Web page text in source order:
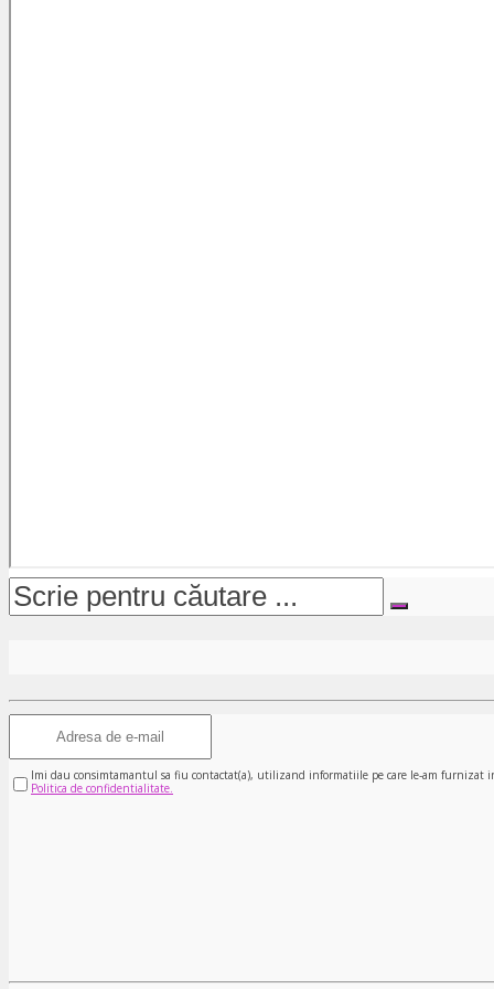
Imi dau consimtamantul sa fiu contactat(a), utilizand informatiile pe care le-am furnizat
Politica de confidentialitate.